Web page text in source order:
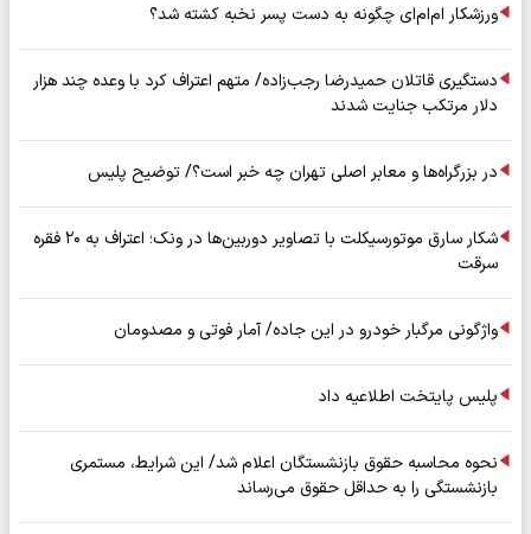
ورزشکار ام‌ام‌ای چگونه به دست پسر نخبه کشته شد؟
دستگیری قاتلان حمیدرضا رجب‌زاده/ متهم اعتراف کرد با وعده چند هزار
دلار مرتکب جنایت شدند
در بزرگراه‌ها و معابر اصلی تهران چه خبر است؟/ توضیح پلیس
شکار سارق موتورسیکلت با تصاویر دوربین‌ها در ونک؛ اعتراف به ۲۰ فقره
سرقت
واژگونی مرگبار خودرو در این جاده/ آمار فوتی و مصدومان
پلیس پایتخت اطلاعیه داد
نحوه محاسبه حقوق بازنشستگان اعلام شد/ این شرایط، مستمری
بازنشستگی را به حداقل حقوق می‌رساند